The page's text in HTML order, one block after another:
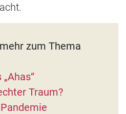
zum Thema
Traum?